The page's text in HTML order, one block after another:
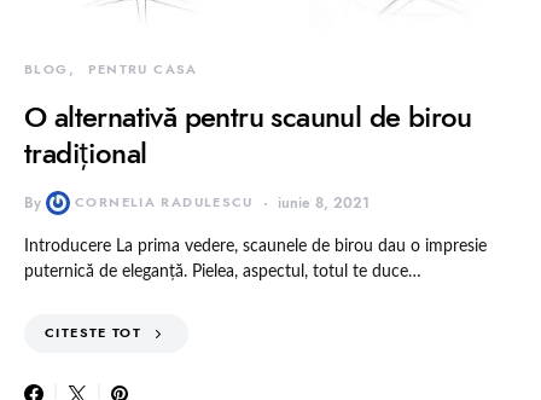
BLOG PENTRU CASA
O alternativă pentru scaunul de birou
tradiţional
By CORNELIA RADULESCU iunie 8, 2021
Introducere La prima vedere, scaunele de birou dau o impresie
puternică de eleganţă. Pielea, aspectul, totul te duce…
CITESTE TOT